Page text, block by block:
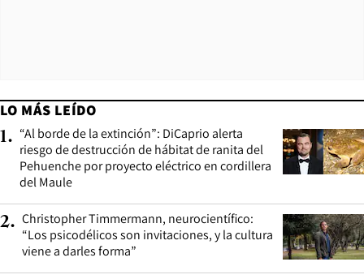
LO MÁS LEÍDO
1. “Al borde de la extinción”: DiCaprio alerta
riesgo de destrucción de hábitat de ranita del
Pehuenche por proyecto eléctrico en cordillera
del Maule
2. Christopher Timmermann, neurocientífico:
“Los psicodélicos son invitaciones, y la cultura
viene a darles forma”